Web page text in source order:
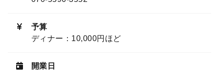
予算
ディナー：10,000円ほど
開業日